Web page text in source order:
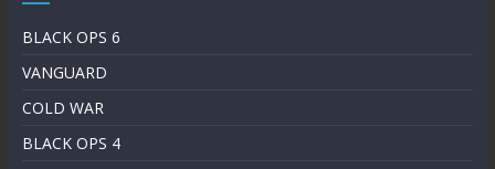
BLACK OPS 6
VANGUARD
COLD WAR
BLACK OPS 4